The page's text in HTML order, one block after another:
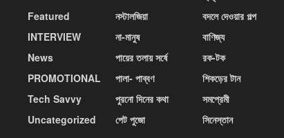
Featured
INTERVIEW
News
PROMOTIONAL
Tech Savvy
Uncategorized
নস্টালজিয়া
না-মানুষ
পায়ের তলায় সর্ষে
পালা- পাব্বণ
পুরনো দিনের কথা
পেট পুজো
বদলে দেওয়ার গল্প
বাণিজ্য
রক-টক
শিকড়ের টান
সমপ্রেমী
সিনেস্তান